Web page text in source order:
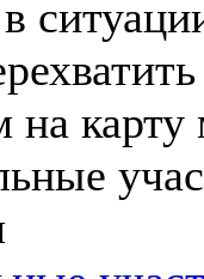
на